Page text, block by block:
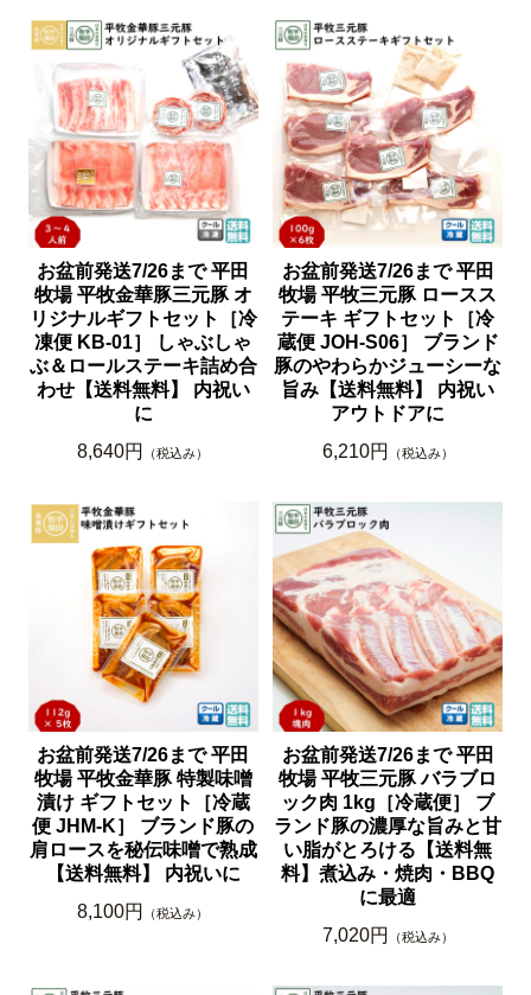
お盆前発送7/26まで 平田
牧場 平牧金華豚三元豚 オ
リジナルギフトセット［冷
凍便 KB-01］ しゃぶしゃ
ぶ＆ロールステーキ詰め合
わせ【送料無料】 内祝い
に
8,640円
（税込み）
お盆前発送7/26まで 平田
牧場 平牧三元豚 ロースス
テーキ ギフトセット［冷
蔵便 JOH-S06］ ブランド
豚のやわらかジューシーな
旨み【送料無料】 内祝い
アウトドアに
6,210円
（税込み）
お盆前発送7/26まで 平田
牧場 平牧金華豚 特製味噌
漬け ギフトセット［冷蔵
便 JHM-K］ ブランド豚の
肩ロースを秘伝味噌で熟成
【送料無料】 内祝いに
8,100円
（税込み）
お盆前発送7/26まで 平田
牧場 平牧三元豚 バラブロ
ック肉 1kg［冷蔵便］ ブ
ランド豚の濃厚な旨みと甘
い脂がとろける【送料無
料】煮込み・焼肉・BBQ
に最適
7,020円
（税込み）